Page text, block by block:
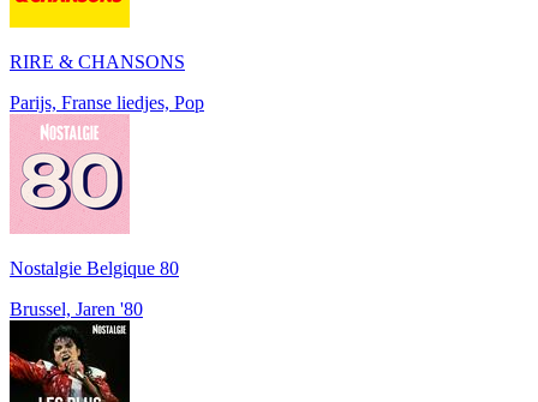
RIRE & CHANSONS
Parijs, Franse liedjes, Pop
Nostalgie Belgique 80
Brussel, Jaren '80